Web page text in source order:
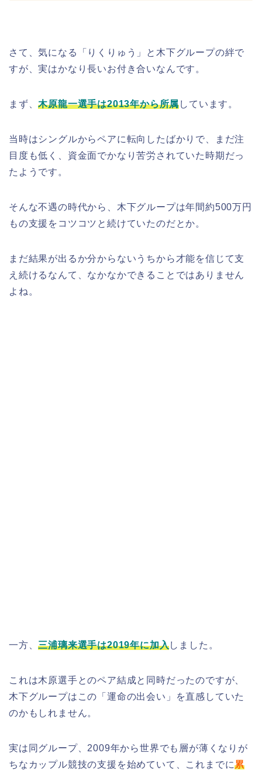
さて、気になる「りくりゅう」と木下グループの絆で
すが、実はかなり長いお付き合いなんです。
まず、木原龍一選手は2013年から所属しています。
当時はシングルからペアに転向したばかりで、まだ注
目度も低く、資金面でかなり苦労されていた時期だっ
たようです。
そんな不遇の時代から、木下グループは年間約500万円
もの支援をコツコツと続けていたのだとか。
まだ結果が出るか分からないうちから才能を信じて支
え続けるなんて、なかなかできることではありません
よね。
一方、三浦璃来選手は2019年に加入しました。
これは木原選手とのペア結成と同時だったのですが、
木下グループはこの「運命の出会い」を直感していた
のかもしれません。
実は同グループ、2009年から世界でも層が薄くなりが
ちなカップル競技の支援を始めていて、これまでに累